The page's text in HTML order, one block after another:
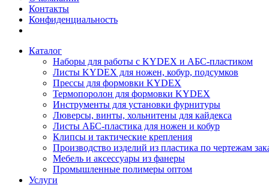
Контакты
Конфиденциальность
Каталог
Наборы для работы с KYDEX и АБС-пластиком
Листы KYDEX для ножен, кобур, подсумков
Прессы для формовки KYDEX
Термопоролон для формовки KYDEX
Инструменты для установки фурнитуры
Люверсы, винты, хольнитены для кайдекса
Листы АБС-пластика для ножен и кобур
Клипсы и тактические крепления
Производство изделий из пластика по чертежам
Мебель и аксессуары из фанеры
Промышленные полимеры оптом
Услуги